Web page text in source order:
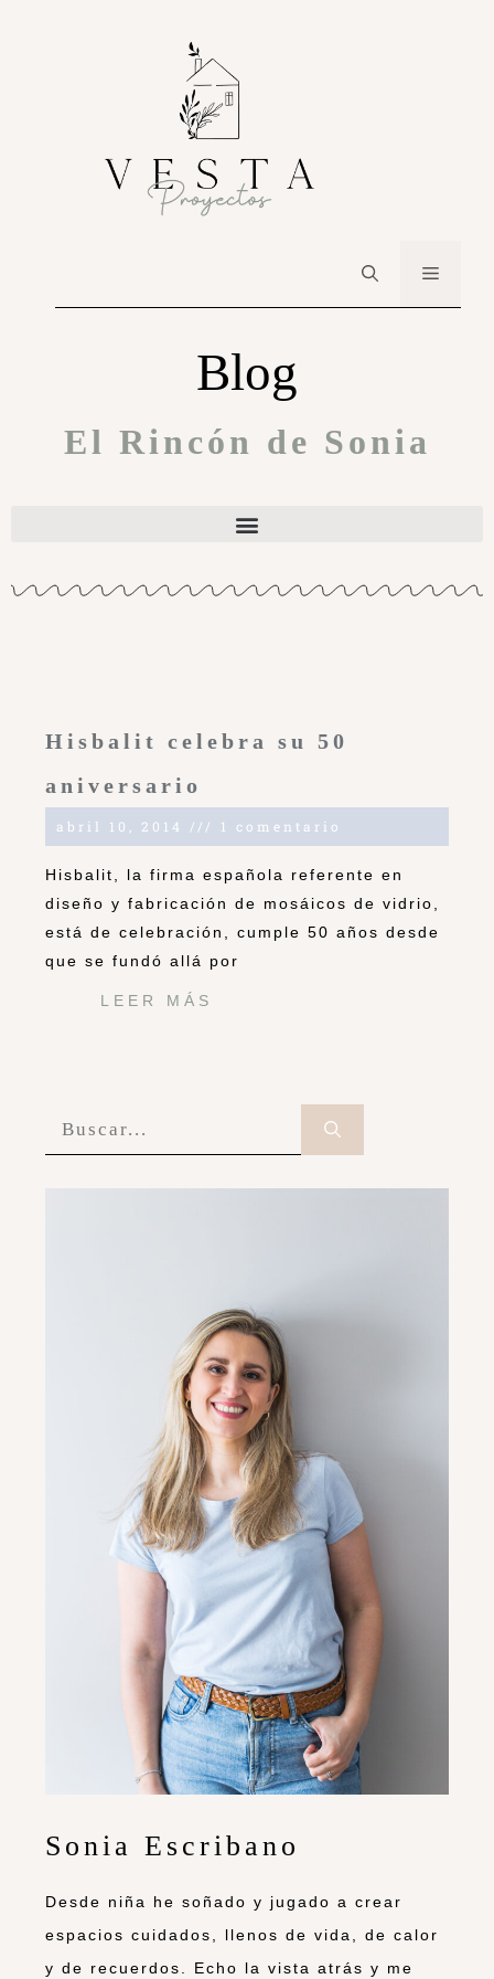
Blog
El Rincón de Sonia
Hisbalit celebra su 50
aniversario
abril 10, 2014 1 comentario
Hisbalit, la firma española referente en
diseño y fabricación de mosáicos de vidrio,
está de celebración, cumple 50 años desde
que se fundó allá por
LEER MÁS
Sonia Escribano
Desde niña he soñado y jugado a crear
espacios cuidados, llenos de vida, de calor
y de recuerdos. Echo la vista atrás y me